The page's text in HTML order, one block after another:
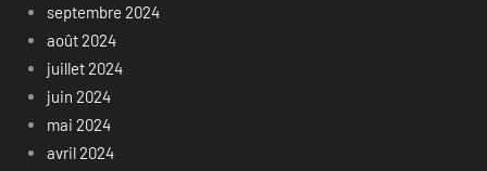
septembre 2024
août 2024
juillet 2024
juin 2024
mai 2024
avril 2024